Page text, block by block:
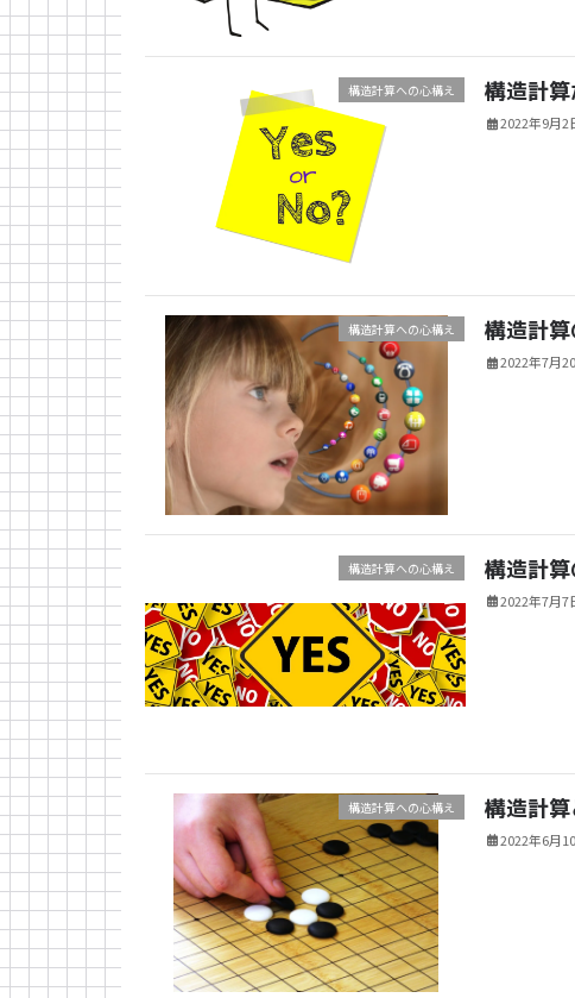
構造計算への心構え 構造計
2022年9月2
構造計算への心構え 構造計
2022年7月
構造計算への心構え 構造計
2022年7月7
構造計算への心構え 構造計算
2022年6月